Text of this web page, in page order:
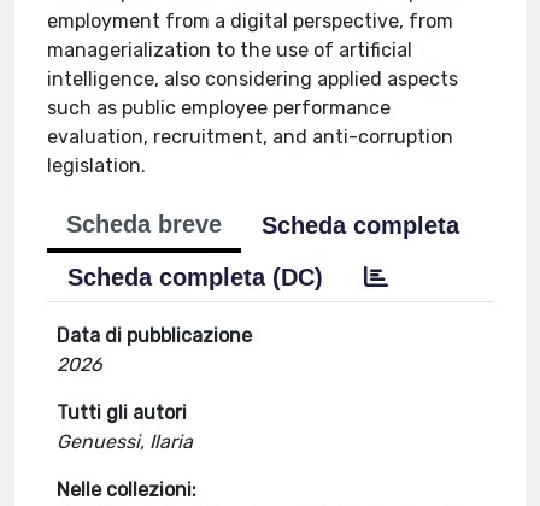
employment from a digital perspective, from
managerialization to the use of artificial
intelligence, also considering applied aspects
such as public employee performance
evaluation, recruitment, and anti-corruption
legislation.
Scheda breve
Scheda completa
Scheda completa (DC)
Data di pubblicazione
2026
Tutti gli autori
Genuessi, Ilaria
Nelle collezioni: